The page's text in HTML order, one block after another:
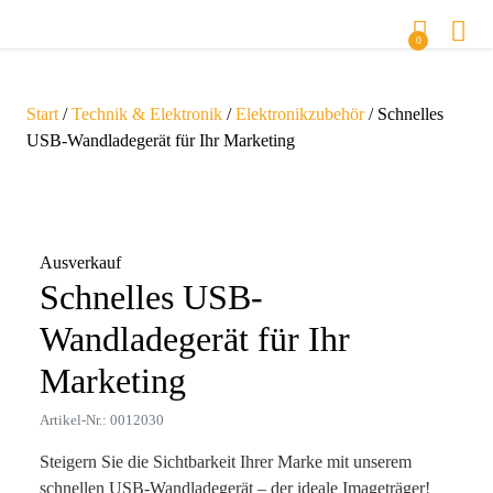
0
Start /Technik & Elektronik /Elektronikzubehör/ Schnelles
USB-Wandladegerät für Ihr Marketing
Ausverkauf
Schnelles USB-
Wandladegerät für Ihr
Marketing
Artikel-Nr.: 0012030
Steigern Sie die Sichtbarkeit Ihrer Marke mit unserem
schnellen USB-Wandladegerät – der ideale Imageträger!